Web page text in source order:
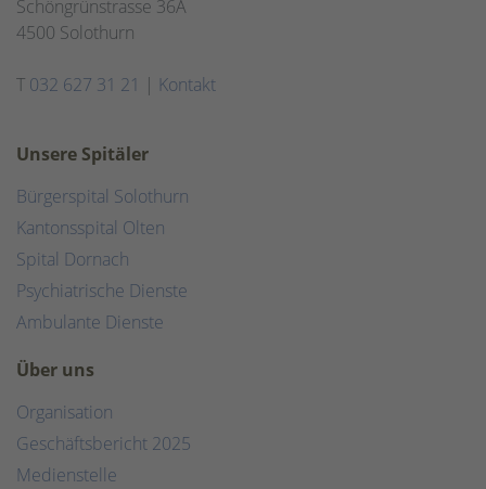
Schöngrünstrasse 36A
4500 Solothurn
T 032 627 31 21 | Kontakt
Unsere Spitäler
Bürgerspital Solothurn
Kantonsspital Olten
Spital Dornach
Psychiatrische Dienste
Ambulante Dienste
Über uns
Organisation
Geschäftsbericht 2025
Medienstelle